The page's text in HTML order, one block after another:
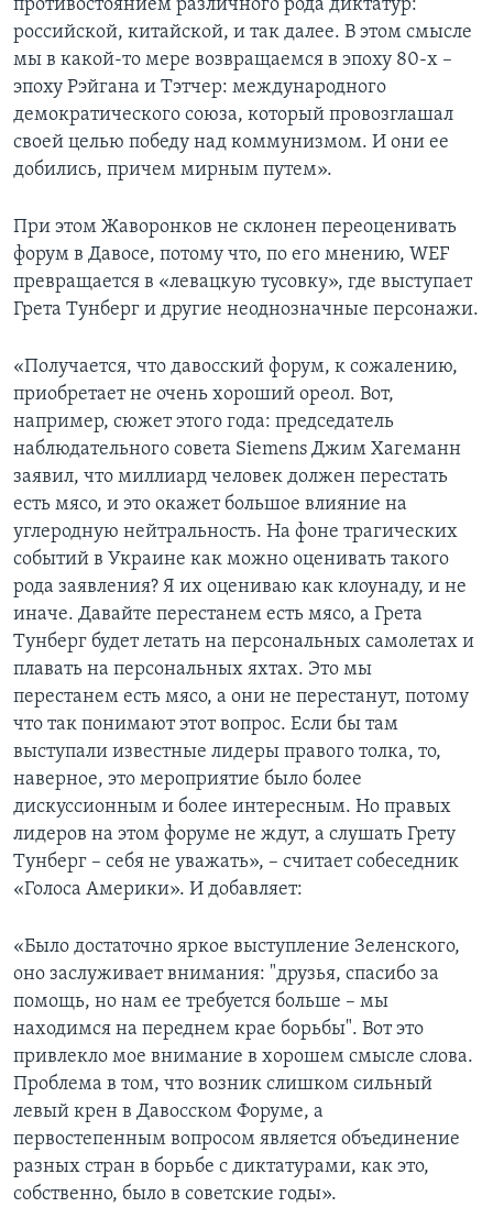
противостоянием различного рода диктатур:
российской, китайской, и так далее. В этом смысле
мы в какой-то мере возвращаемся в эпоху 80-х –
эпоху Рэйгана и Тэтчер: международного
демократического союза, который провозглашал
своей целью победу над коммунизмом. И они ее
добились, причем мирным путем».
При этом Жаворонков не склонен переоценивать
форум в Давосе, потому что, по его мнению, WEF
превращается в «левацкую тусовку», где выступает
Грета Тунберг и другие неоднозначные персонажи.
«Получается, что давосский форум, к сожалению,
приобретает не очень хороший ореол. Вот,
например, сюжет этого года: председатель
наблюдательного совета Siemens Джим Хагеманн
заявил, что миллиард человек должен перестать
есть мясо, и это окажет большое влияние на
углеродную нейтральность. На фоне трагических
событий в Украине как можно оценивать такого
рода заявления? Я их оцениваю как клоунаду, и не
иначе. Давайте перестанем есть мясо, а Грета
Тунберг будет летать на персональных самолетах и
плавать на персональных яхтах. Это мы
перестанем есть мясо, а они не перестанут, потому
что так понимают этот вопрос. Если бы там
выступали известные лидеры правого толка, то,
наверное, это мероприятие было более
дискуссионным и более интересным. Но правых
лидеров на этом форуме не ждут, а слушать Грету
Тунберг – себя не уважать», – считает собеседник
«Голоса Америки». И добавляет:
«Было достаточно яркое выступление Зеленского,
оно заслуживает внимания: "друзья, спасибо за
помощь, но нам ее требуется больше – мы
находимся на переднем крае борьбы". Вот это
привлекло мое внимание в хорошем смысле слова.
Проблема в том, что возник слишком сильный
левый крен в Давосском Форуме, а
первостепенным вопросом является объединение
разных стран в борьбе с диктатурами, как это,
собственно, было в советские годы».